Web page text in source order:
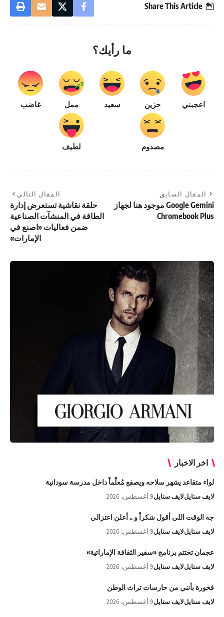
Share This Article
ما رأيك؟
اعجبني حزين سعيد ممل غاضب
مصدوم لطيف
المقال السابق
Google Gemini موجود هنا لجهاز
Chromebook Plus
المقال التالي
حلقة نقاشية تستعرض إدارة
الطاقة في المنشآت الصناعية
ضمن فعاليات «اصنع في
الإمارات»
اخر الاخبار
لواء متقاعد يشهر سلاحه ويصفع مُعلّماً داخل مدرسة سودانية
لايف ستايللايف ستايل9 أغسطس، 2026
جه الوقت اللي أقول شكراً و .. أعلن اعتزالي
لايف ستايللايف ستايل9 أغسطس، 2026
عجمان تختتم برنامج «سفير الثقافة الإماراتية»
لايف ستايللايف ستايل9 أغسطس، 2026
فخورة بأنني من حارسات تراث الوطن
لايف ستايللايف ستايل9 أغسطس، 2026